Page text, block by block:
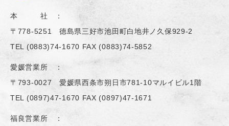
本 社 ：
〒778-5251 德島県三好市池田町白地井ノ久保929-2
TEL (0883)74-1670 FAX (0883)74-5852
愛媛営業所 ：
〒793-0027 愛媛県西条市朔日市781-10マルイビル1階
TEL (0897)47-1670 FAX (0897)47-1671
福良営業所 ：